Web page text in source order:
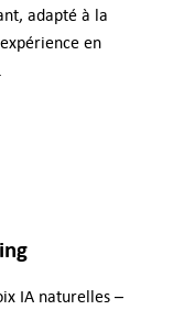
adapté à la
en
IA naturelles –